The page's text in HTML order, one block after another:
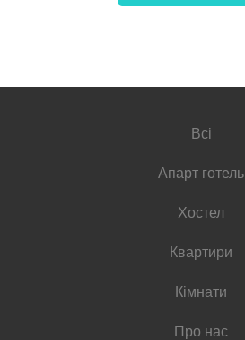
Всі
Апарт готель
Хостел
Квартири
Кімнати
Про нас